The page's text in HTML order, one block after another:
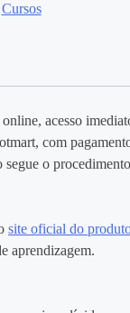
Cursos
acesso
com
segue o
site oficial do
aprendizagem.